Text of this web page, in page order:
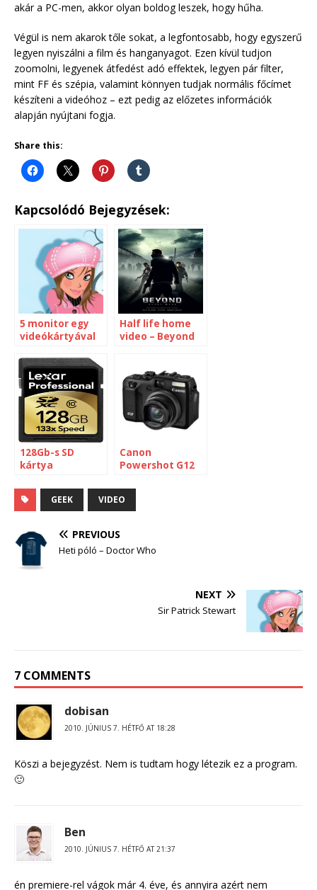
akár a PC-men, akkor olyan boldog leszek, hogy hűha.
Végül is nem akarok tőle sokat, a legfontosabb, hogy egyszerű
legyen nyiszálni a film és hanganyagot. Ezen kívül tudjon
zoomolni, legyenek átfedést adó effektek, legyen pár filter,
mint FF és szépia, valamint könnyen tudjak normális főcímet
készíteni a videóhoz – ezt pedig az előzetes információk
alapján nyújtani fogja.
Share this:
Kapcsolódó Bejegyzések:
5 monitor egy
videókártyával
Half life home
video – Beyond
128Gb-s SD
kártya
Canon
Powershot G12
P7000
GEEK VIDEO
PREVIOUS
Heti póló – Doctor Who
NEXT
Sir Patrick Stewart
7 COMMENTS
dobisan
2010. JÚNIUS 7. HÉTFŐ AT 18:28
Köszi a bejegyzést. Nem is tudtam hogy létezik ez a program.
🙂
Ben
2010. JÚNIUS 7. HÉTFŐ AT 21:37
én premiere-rel vágok már 4. éve, és annyira azért nem